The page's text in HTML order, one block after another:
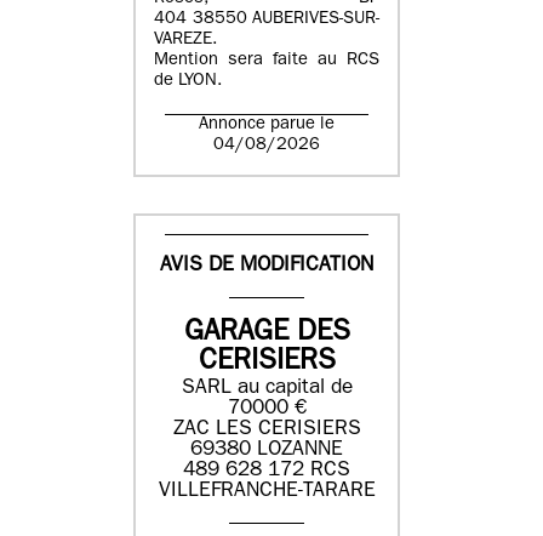
404 38550 AUBERIVES-SUR-
VAREZE.
Mention sera faite au RCS
de LYON.
Annonce parue le
04/08/2026
AVIS DE MODIFICATION
GARAGE DES
CERISIERS
SARL au capital de
70000 €
ZAC LES CERISIERS
69380 LOZANNE
489 628 172 RCS
VILLEFRANCHE-TARARE